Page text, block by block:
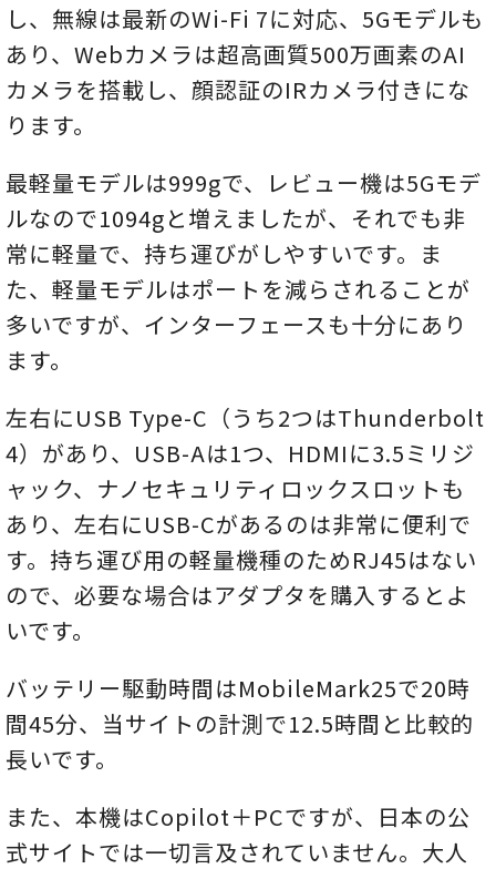
し、無線は最新のWi-Fi 7に対応、5Gモデルも
あり、Webカメラは超高画質500万画素のAI
カメラを搭載し、顔認証のIRカメラ付きにな
ります。
最軽量モデルは999gで、レビュー機は5Gモデ
ルなので1094gと増えましたが、それでも非
常に軽量で、持ち運びがしやすいです。ま
た、軽量モデルはポートを減らされることが
多いですが、インターフェースも十分にあり
ます。
左右にUSB Type-C（うち2つはThunderbolt
4）があり、USB-Aは1つ、HDMIに3.5ミリジ
ャック、ナノセキュリティロックスロットも
あり、左右にUSB-Cがあるのは非常に便利で
す。持ち運び用の軽量機種のためRJ45はない
ので、必要な場合はアダプタを購入するとよ
いです。
バッテリー駆動時間はMobileMark25で20時
間45分、当サイトの計測で12.5時間と比較的
長いです。
また、本機はCopilot＋PCですが、日本の公
式サイトでは一切言及されていません。大人